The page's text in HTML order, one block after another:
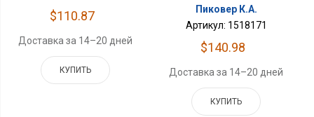
$110.87
Доставка за 14–20 дней
КУПИТЬ
Пиковер К.А.
Артикул: 1518171
$140.98
Доставка за 14–20 дней
КУПИТЬ